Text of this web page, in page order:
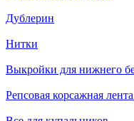
Дублерин
Нитки
Выкройки для нижнего
Репсовая корсажная